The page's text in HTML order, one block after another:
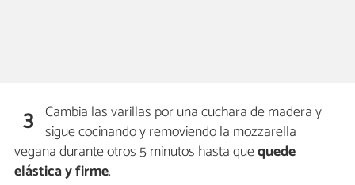
3 Cambia las varillas por una cuchara de madera y
sigue cocinando y removiendo la mozzarella
vegana durante otros 5 minutos hasta quequede
elástica y firme.